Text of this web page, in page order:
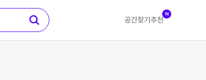
공간찾기 추천
N